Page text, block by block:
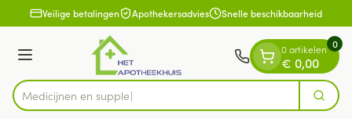
Ga naar de inhoud
1 van 1Veilige betalingen Apothekersadvies Snelle beschikbaarheid
Menu
Product, merk, categorie...
Medic Zoek
0 artikelen
€ 0,00
0